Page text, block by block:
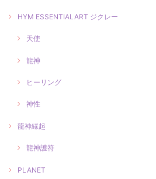
HYM ESSENTIALART ジクレー
天使
龍神
ヒーリング
神性
龍神縁起
龍神護符
PLANET